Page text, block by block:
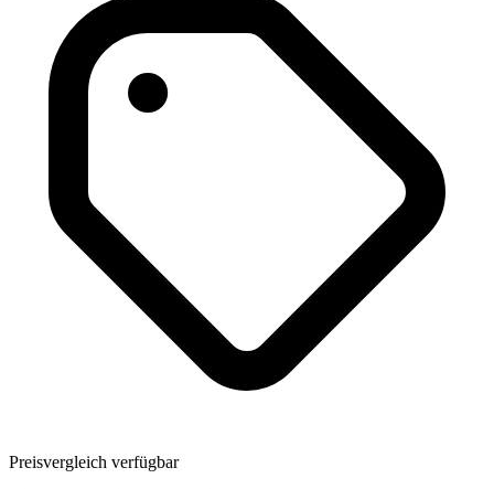
Preisvergleich verfügbar